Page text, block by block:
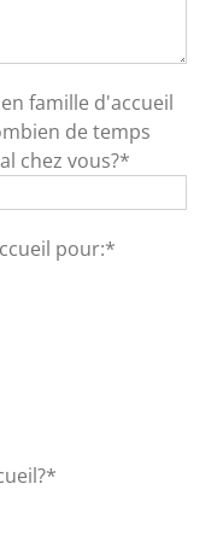
famille d'accueil
de temps
chez vous?*
pour:*